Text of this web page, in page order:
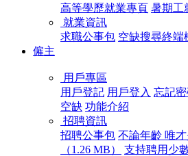
高等學歷就業專頁 暑期工
就業資訊
求職公事包 空缺搜尋終端
僱主
用戶專區
用戶登記 用戶登入 忘記
空缺 功能介紹
招聘資訊
招聘公事包 不論年齡 唯才
（1.26 MB）
支持聘用少